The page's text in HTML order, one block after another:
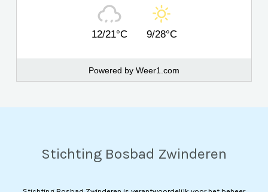
12/21°C 9/28°C
Powered by Weer1.com
Stichting Bosbad Zwinderen